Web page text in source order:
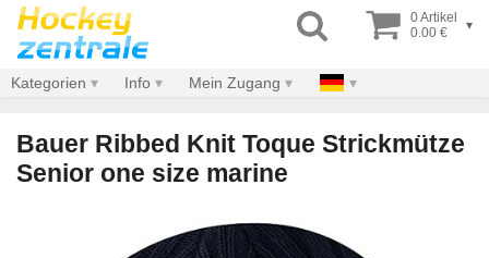
0 Artikel
0.00 €
▾
Kategorien Info Mein Zugang
Bauer Ribbed Knit Toque Strickmütze
Senior one size marine